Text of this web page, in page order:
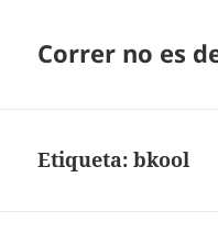
Correr no es
Etiqueta:bkool